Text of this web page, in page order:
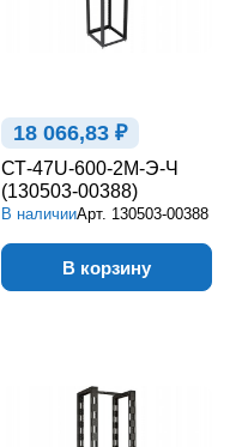
18 066,83 ₽
СТ-47U-600-2М-Э-Ч
(130503-00388)
В наличииАрт. 130503-00388
В корзину